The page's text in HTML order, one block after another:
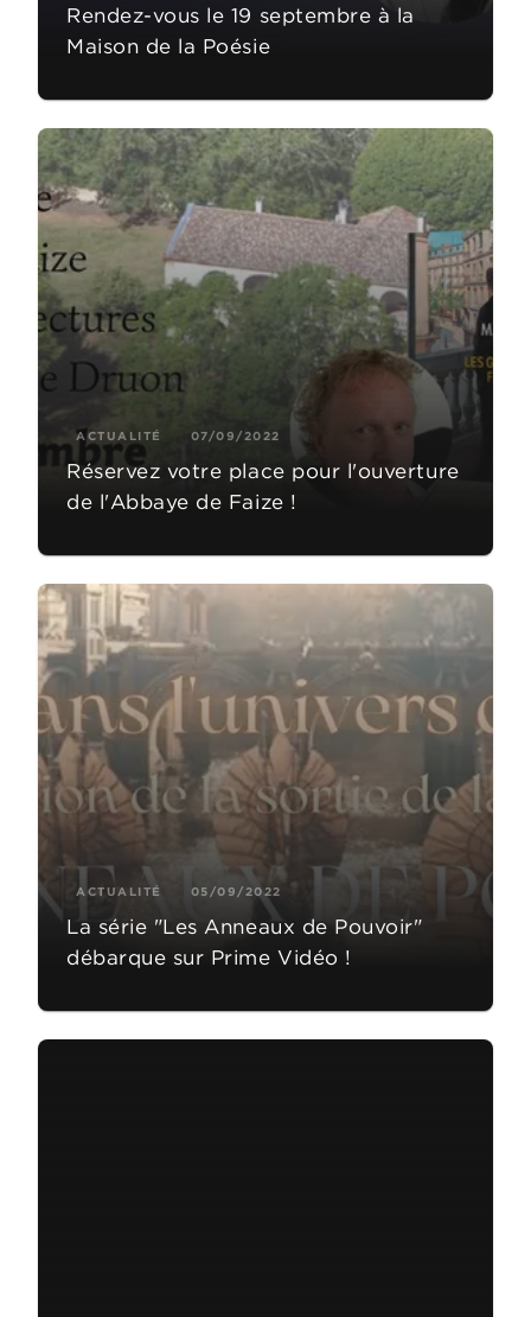
Rendez-vous le 19 septembre à la
Maison de la Poésie
ACTUALITÉ 07/09/2022
Réservez votre place pour l'ouverture
de l'Abbaye de Faize !
ACTUALITÉ 05/09/2022
La série "Les Anneaux de Pouvoir"
débarque sur Prime Vidéo !